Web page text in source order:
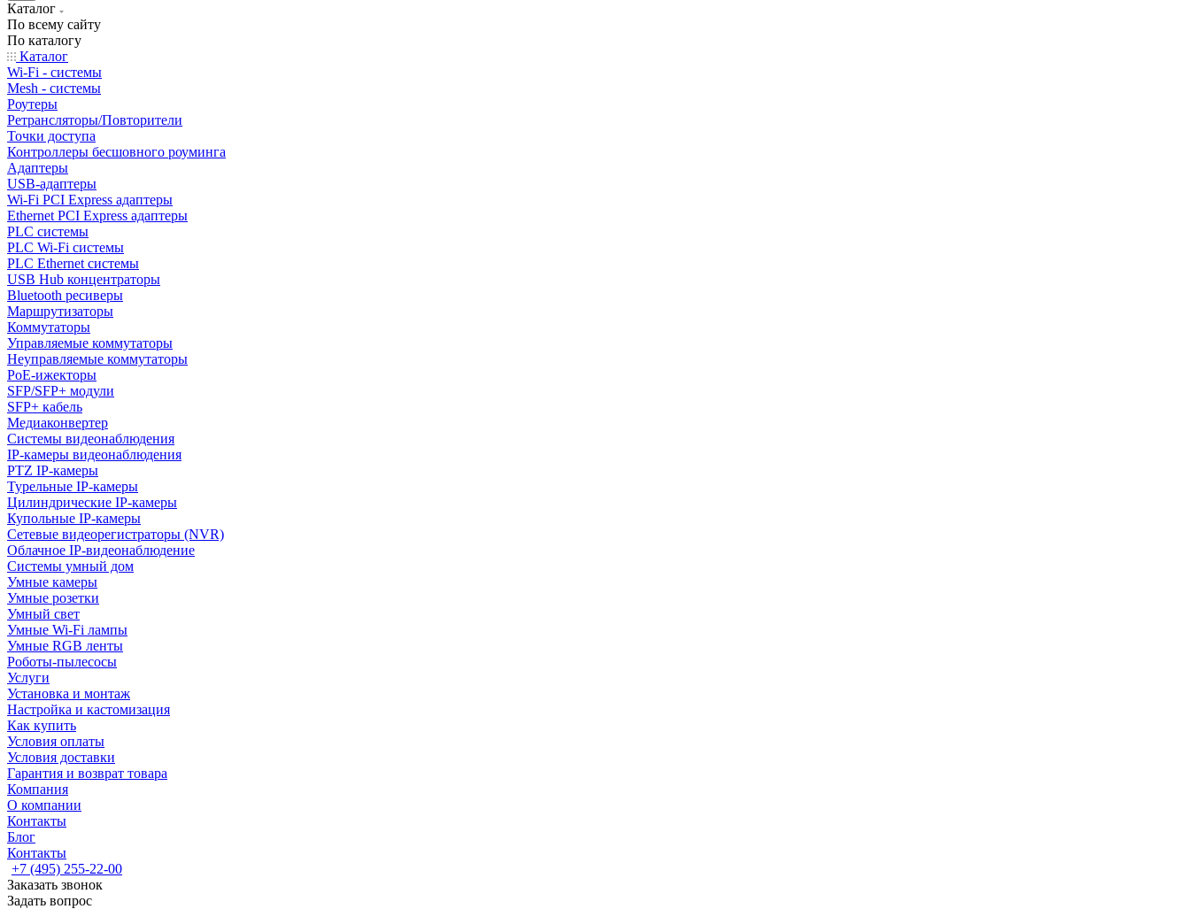
Каталог
По всему сайту
По каталогу
Каталог
Wi-Fi - системы
Mesh - системы
Роутеры
Ретрансляторы/Повторители
Точки доступа
Контроллеры бесшовного роуминга
Адаптеры
USB-адаптеры
Wi-Fi PCI Express адаптеры
Ethernet PCI Express адаптеры
PLC системы
PLC Wi-Fi системы
PLC Ethernet системы
USB Hub концентраторы
Bluetooth ресиверы
Маршрутизаторы
Коммутаторы
Управляемые коммутаторы
Неуправляемые коммутаторы
PoE-ижекторы
SFP/SFP+ модули
SFP+ кабель
Медиаконвертер
Системы видеонаблюдения
IP-камеры видеонаблюдения
PTZ IP-камеры
Турельные IP-камеры
Цилиндрические IP-камеры
Купольные IP-камеры
Сетевые видеорегистраторы (NVR)
Облачное IP-видеонаблюдение
Системы умный дом
Умные камеры
Умные розетки
Умный свет
Умные Wi-Fi лампы
Умные RGB ленты
Роботы-пылесосы
Услуги
Установка и монтаж
Настройка и кастомизация
Как купить
Условия оплаты
Условия доставки
Гарантия и возврат товара
Компания
О компании
Контакты
Блог
Контакты
+7 (495) 255-22-00
Заказать звонок
Задать вопрос